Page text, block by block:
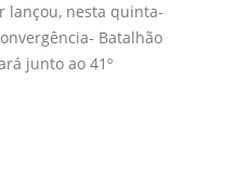
lançou, nesta quinta-
Batalhão
junto ao 41º